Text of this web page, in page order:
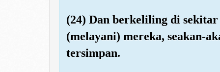
(24) Dan berkeliling di
(melayani) mereka, seakan-
tersimpan.